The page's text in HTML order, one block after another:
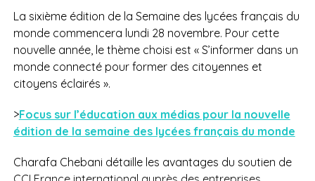
La sixième édition de la Semaine des lycées français du
monde commencera lundi 28 novembre. Pour cette
nouvelle année, le thème choisi est « S’informer dans un
monde connecté pour former des citoyennes et
citoyens éclairés ».
>Focus sur l’éducation aux médias pour la nouvelle
édition de la semaine des lycées français du monde
Charafa Chebani détaille les avantages du soutien de